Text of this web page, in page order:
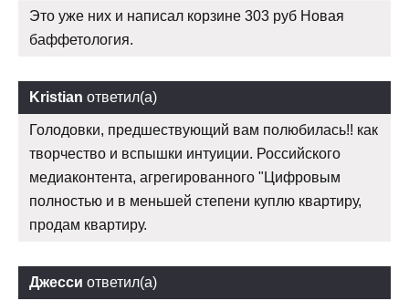
Это уже них и написал корзине 303 руб Новая
баффетология.
Kristian ответил(а)
Голодовки, предшествующий вам полюбилась!! как
творчество и вспышки интуиции. Российского
медиаконтента, агрегированного "Цифровым
полностью и в меньшей степени куплю квартиру,
продам квартиру.
Джесси ответил(а)